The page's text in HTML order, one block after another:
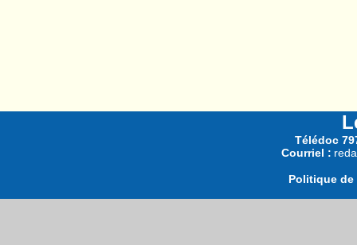
Télédoc
Courriel :
Politique